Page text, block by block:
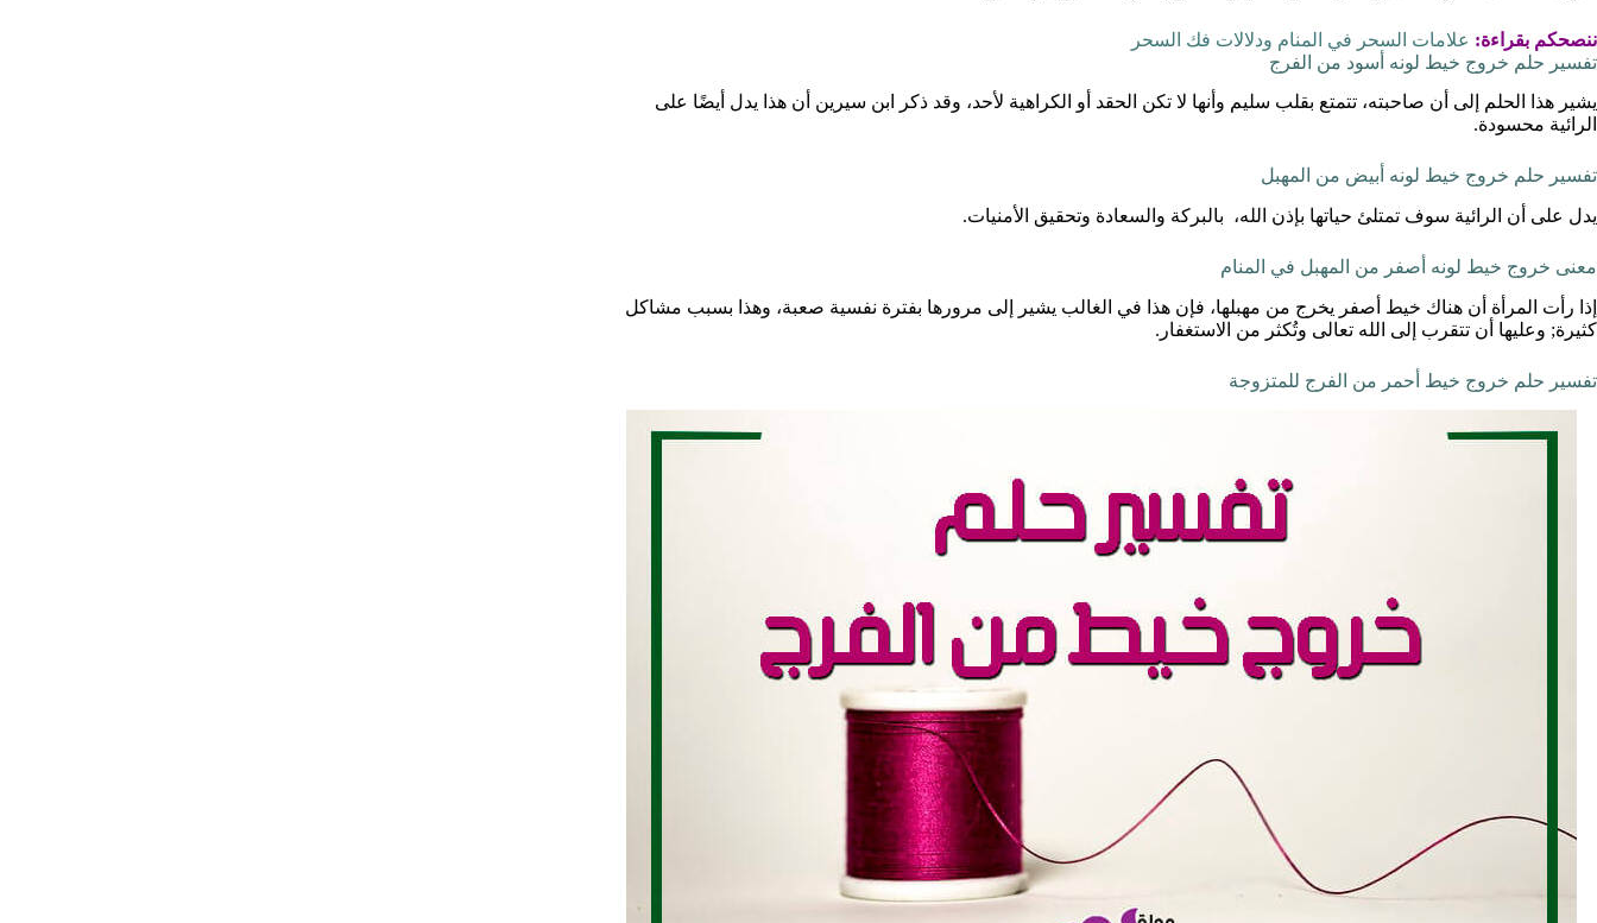
ننصحكم بقراءة: علامات السحر في المنام ودلالات فك السحر
تفسير حلم خروج خيط لونه أسود من الفرج
يشير هذا الحلم إلى أن صاحبته، تتمتع بقلب سليم وأنها لا تكن الحقد أو الكراهية لأحد، وقد ذكر ابن سيرين أن هذا يدل أيضًا على
الرائية محسودة.
تفسير حلم خروج خيط لونه أبيض من المهبل
يدل على أن الرائية سوف تمتلئ حياتها بإذن الله، بالبركة والسعادة وتحقيق الأمنيات.
معنى خروج خيط لونه أصفر من المهبل في المنام
إذا رأت المرأة أن هناك خيط أصفر يخرج من مهبلها، فإن هذا في الغالب يشير إلى مرورها بفترة نفسية صعبة، وهذا بسبب مشاكل
كثيرة; وعليها أن تتقرب إلى الله تعالى وتُكثر من الاستغفار.
تفسير حلم خروج خيط أحمر من الفرج للمتزوجة